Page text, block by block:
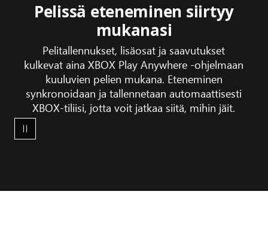
Tactics
-
pelin
traileri-
kuvaa
XBOX-
laiteekosysteemissä
Pelissä eteneminen siirtyy
mukanasi
Pelitallennukset, lisäosat ja saavutukset
kulkevat aina XBOX Play Anywhere -ohjelmaan
kuuluvien pelien mukana. Eteneminen
synkronoidaan ja tallennetaan automaattisesti
XBOX-tiliisi, jotta voit jatkaa siitä, mihin jäit.